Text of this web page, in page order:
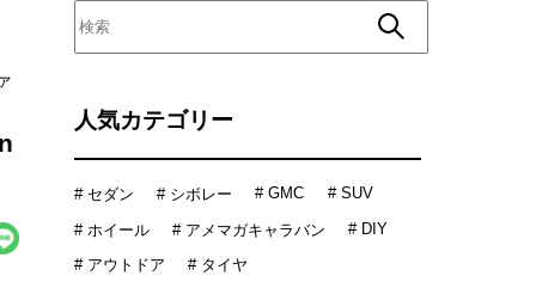
人気カテゴリー
# セダン # シボレー # GMC # SUV
# ホイール # アメマガキャラバン # DIY
# アウトドア
# タイヤ